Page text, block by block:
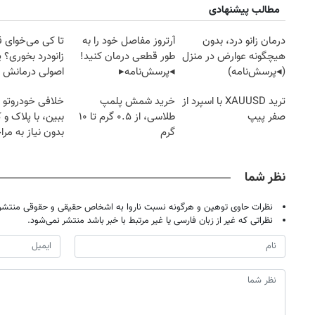
مطالب پیشنهادی
درمان زانو درد، بدون
هیچگونه عوارض در منزل
(◂پرسش‌نامه)
آرتروز مفاصل خود را به
طور قطعی درمان کنید!
◂پرسش‌نامه▸
تا کی
زانودرد بخوری؟
اصولی
ترید XAUUSD با اسپرد از
صفر پیپ
خرید شمش پلمپ
طلاسی، از ۰.۵ گرم تا ۱۰
گرم
خلافی خودروتو
ببین، با پلاک
بدون نیاز به
نظر شما
نظرات حاوی توهین و هرگونه نسبت ناروا به اشخاص حقیقی و حقوقی
نظراتی که غیر از زبان فارسی یا غیر مرتبط با خبر باشد منتشر نمی‌شود.